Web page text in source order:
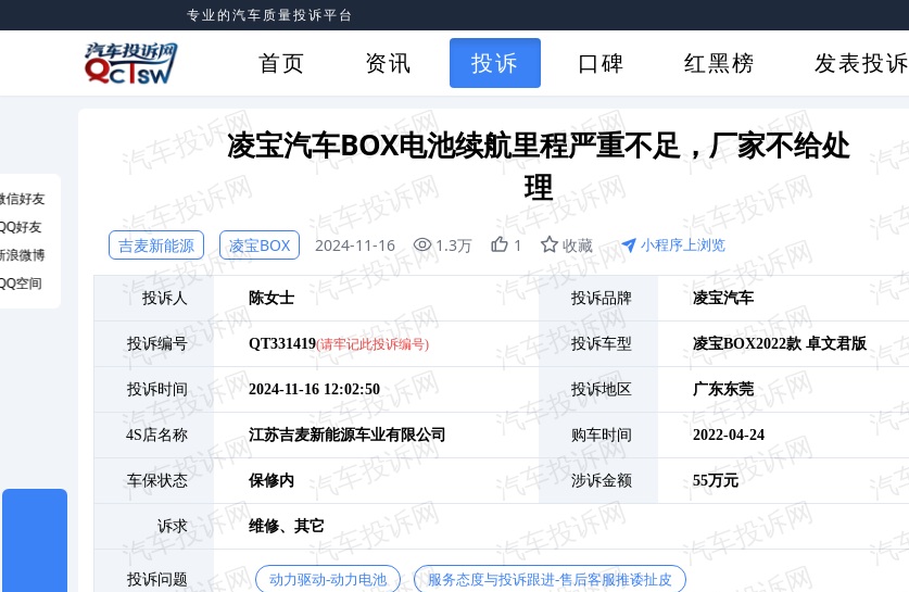
专业的汽车质量投诉平台
首页 资讯 投诉 口碑 红黑榜 发表投诉
凌宝汽车BOX电池续航里程严重不足，厂家不给处
理
吉麦新能源 凌宝BOX 2024-11-16 1.3万 1 收藏 小程序上浏览
投诉人 陈女士 投诉品牌 凌宝汽车
投诉编号 QT331419(请牢记此投诉编号) 投诉车型 凌宝BOX2022款 卓文君版
投诉时间 2024-11-16 12:02:50 投诉地区 广东东莞
4S店名称 江苏吉麦新能源车业有限公司 购车时间 2022-04-24
车保状态 保修内 涉诉金额 55万元
诉求 维修、 其它
投诉问题 动力驱动-动力电池 服务态度与投诉跟进-售后客服推诿扯皮
信好友
好友
浪微博
空间